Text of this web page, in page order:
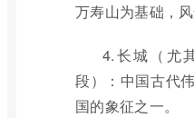
万寿山为基础，
4.长城（尤
段）：中国古代
国的象征之一。